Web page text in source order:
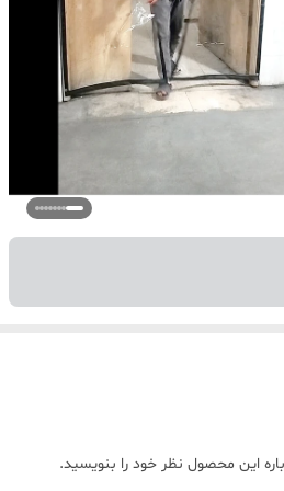
این محصول نظر خود را بنویسید.